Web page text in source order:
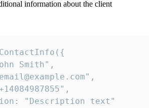
information about the client
Smith",
"Description text"